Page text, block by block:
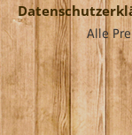
Alle